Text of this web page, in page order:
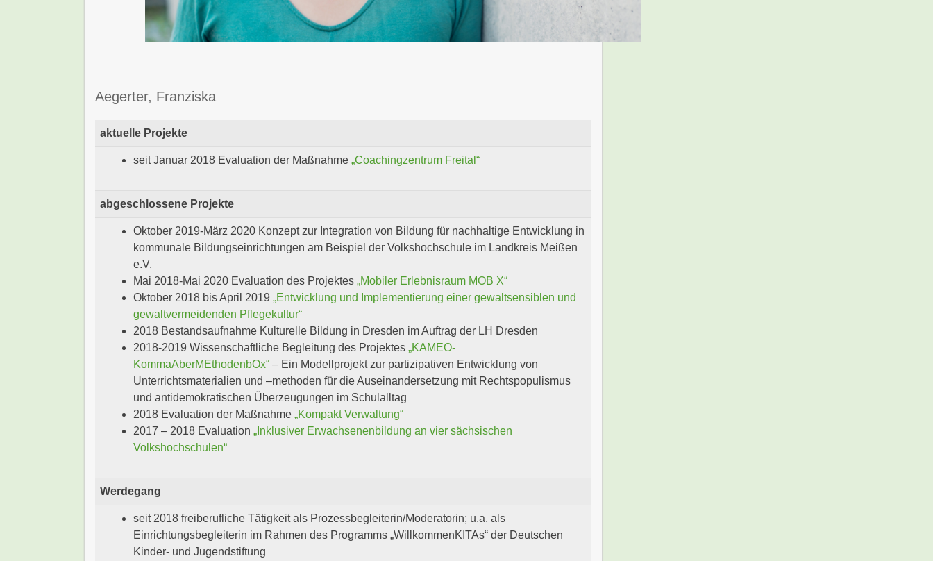
Aegerter, Franziska
aktuelle Projekte
seit Januar 2018 Evaluation der Maßnahme „Coachingzentrum Freital“
abgeschlossene Projekte
Oktober 2019-März 2020 Konzept zur Integration von Bildung für nachhaltige Entwicklung in
kommunale Bildungseinrichtungen am Beispiel der Volkshochschule im Landkreis Meißen
e.V.
Mai 2018-Mai 2020 Evaluation des Projektes „Mobiler Erlebnisraum MOB X“
Oktober 2018 bis April 2019 „Entwicklung und Implementierung einer gewaltsensiblen und
gewaltvermeidenden Pflegekultur“
2018 Bestandsaufnahme Kulturelle Bildung in Dresden im Auftrag der LH Dresden
2018-2019 Wissenschaftliche Begleitung des Projektes „KAMEO-
KommaAberMEthodenbOx“ – Ein Modellprojekt zur partizipativen Entwicklung von
Unterrichtsmaterialien und –methoden für die Auseinandersetzung mit Rechtspopulismus
und antidemokratischen Überzeugungen im Schulalltag
2018 Evaluation der Maßnahme „Kompakt Verwaltung“
2017 – 2018 Evaluation „Inklusiver Erwachsenenbildung an vier sächsischen
Volkshochschulen“
Werdegang
seit 2018 freiberufliche Tätigkeit als Prozessbegleiterin/Moderatorin; u.a. als
Einrichtungsbegleiterin im Rahmen des Programms „WillkommenKITAs“ der Deutschen
Kinder- und Jugendstiftung